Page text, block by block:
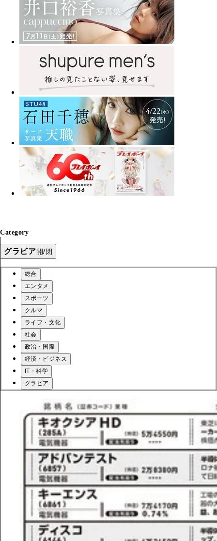
Category
グラビア開/閉
総合
エンタメ
スポーツ
クルマ
ライフ・文化
社会
政治・国際
経済・ビジネス
IT・科学
グラビア